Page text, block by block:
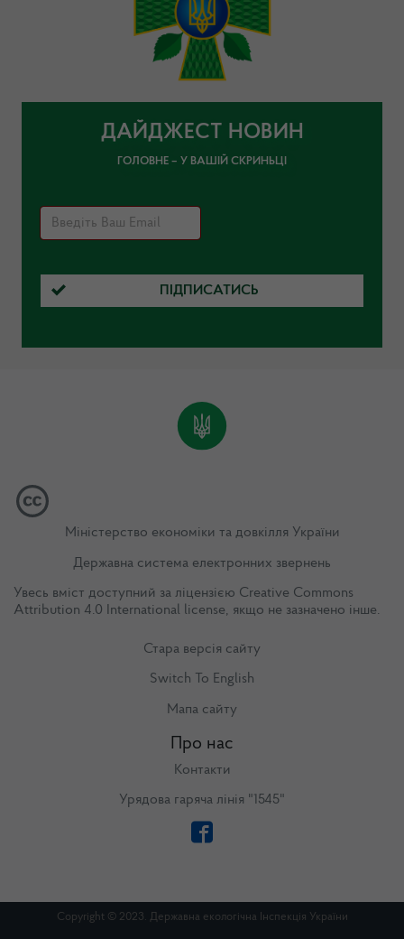
ДАЙДЖЕСТ НОВИН
ГОЛОВНЕ – У ВАШІЙ СКРИНЬЦІ
ПІДПИСАТИСЬ
Міністерство економіки та довкілля України
Державна система електронних звернень
Увесь вміст доступний за ліцензією Creative Commons
Attribution 4.0 International license, якщо не зазначено інше.
Стара версія сайту
Switch To English
Мапа сайту
Про нас
Контакти
Урядова гаряча лінія "1545"
Copyright © 2023. Державна екологічна Інспекція України